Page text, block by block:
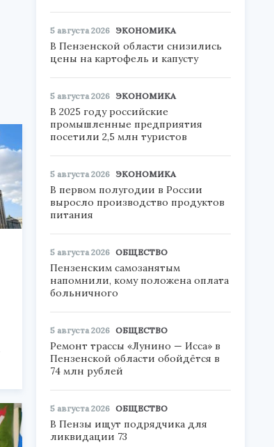
5 августа 2026 ЭКОНОМИКА
В Пензенской области снизились
цены на картофель и капусту
5 августа 2026 ЭКОНОМИКА
В 2025 году российские
промышленные предприятия
посетили 2,5 млн туристов
5 августа 2026 ЭКОНОМИКА
В первом полугодии в России
выросло производство продуктов
питания
5 августа 2026 ОБЩЕСТВО
Пензенским самозанятым
напомнили, кому положена оплата
больничного
5 августа 2026 ОБЩЕСТВО
Ремонт трассы «Лунино — Исса» в
Пензенской области обойдётся в
74 млн рублей
5 августа 2026 ОБЩЕСТВО
В Пензы ищут подрядчика для
ликвидации 73